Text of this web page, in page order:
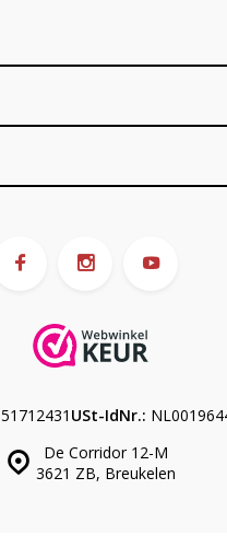
De Corridor 12-M
3621 ZB, Breukelen
51712431 USt-IdNr.: